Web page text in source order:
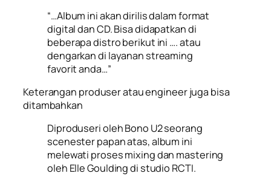
“…Album ini akan dirilis dalam format
digital dan CD. Bisa didapatkan di
beberapa distro berikut ini …. atau
dengarkan di layanan streaming
favorit anda…”
Keterangan produser atau engineer juga bisa
ditambahkan
Diproduseri oleh Bono U2 seorang
scenester papan atas, album ini
melewati proses mixing dan mastering
oleh Elle Goulding di studio RCTI.